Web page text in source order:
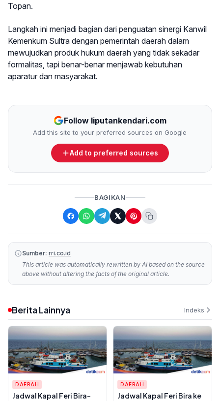
Topan.
Langkah ini menjadi bagian dari penguatan sinergi Kanwil
Kemenkum Sultra dengan pemerintah daerah dalam
mewujudkan produk hukum daerah yang tidak sekadar
formalitas, tapi benar-benar menjawab kebutuhan
aparatur dan masyarakat.
Follow liputankendari.com
Add this site to your preferred sources on Google
Add to preferred sources
BAGIKAN
Sumber: rri.co.id
This article was automatically rewritten by AI based on the source
above without altering the facts of the original article.
Berita Lainnya Indeks
DAERAH
Jadwal Kapal Feri Bira-
DAERAH
Jadwal Kapal Feri Bira ke